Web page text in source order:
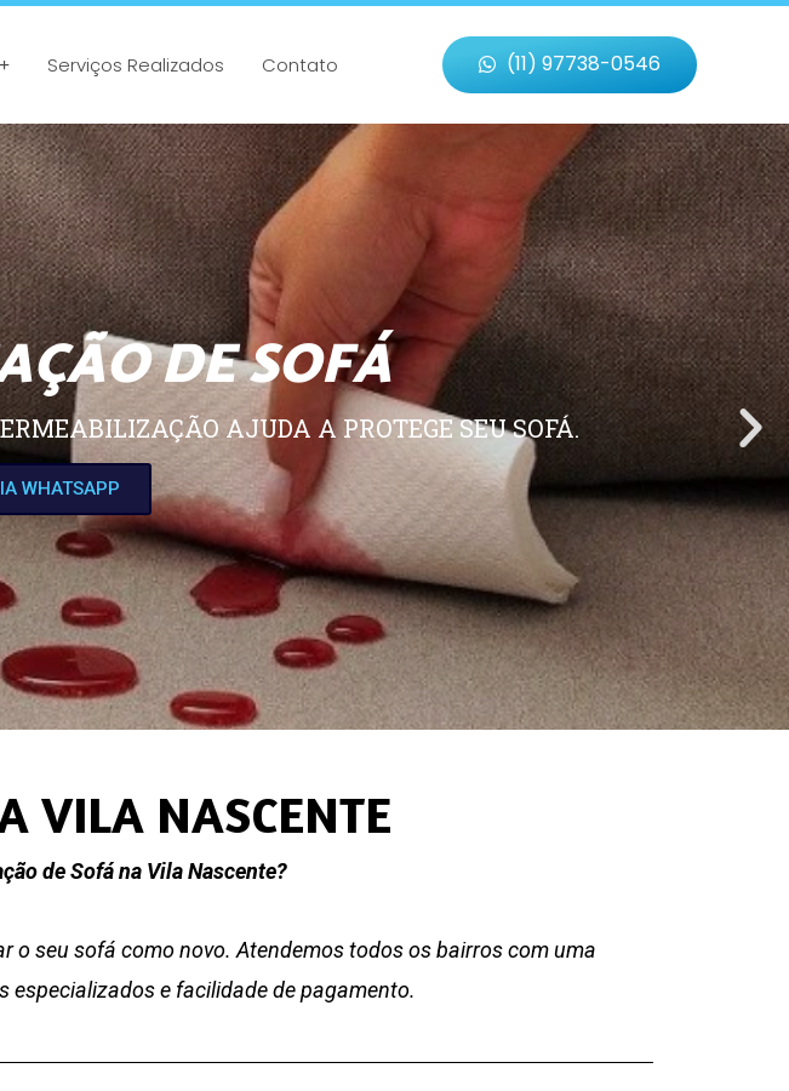
Serviços Realizados Contato (11) 97738-0546
DE SOFÁ
AJUDA A PROTEGE SEU SOFÁ.
WHATSAPP
VILA NASCENTE
de Sofá na Vila Nascente?
o seu sofá como novo. Atendemos todos os bairros com uma
e facilidade de pagamento.